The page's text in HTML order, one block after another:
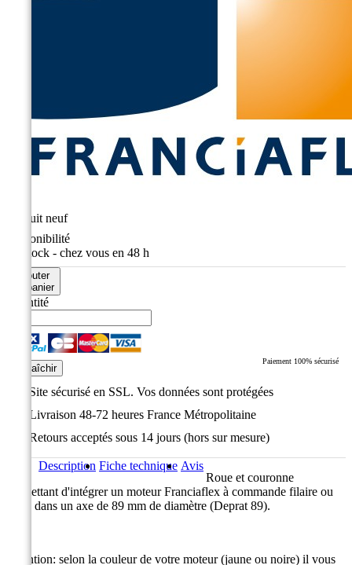
Produit neuf
Disponibilité
En stock - chez vous en 48 h
Ajouter
au panier
Quantité
Paiement 100% sécurisé
Site sécurisé en SSL. Vos données sont protégées
Livraison 48-72 heures France Métropolitaine
Retours acceptés sous 14 jours (hors sur mesure)
Description Fiche technique Avis
Roue et couronne
permettant d'intégrer un moteur Franciaflex à commande filaire ou
radio dans un axe de 89 mm de diamètre (Deprat 89).
Attention: selon la couleur de votre moteur (jaune ou noire) il vous